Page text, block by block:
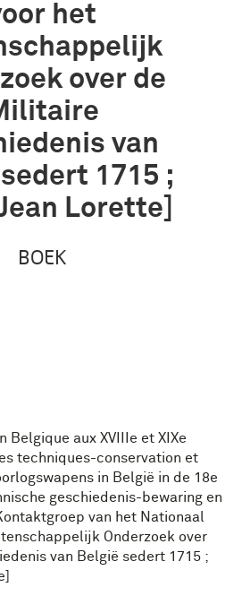
het
over de
van
1715 ;
Lorette]
BOEK
Belgique aux XVIIIe et XIXe
techniques-conservation et
in België in de 18e
geschiedenis-bewaring en
van het Nationaal
Onderzoek over
van België sedert 1715 ;